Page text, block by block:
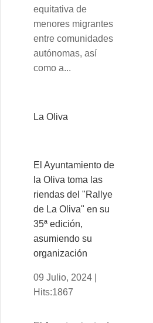
equitativa de
menores migrantes
entre comunidades
autónomas, así
como a...
La Oliva
El Ayuntamiento de
la Oliva toma las
riendas del "Rallye
de La Oliva" en su
35ª edición,
asumiendo su
organización
09 Julio, 2024 |
Hits:1867